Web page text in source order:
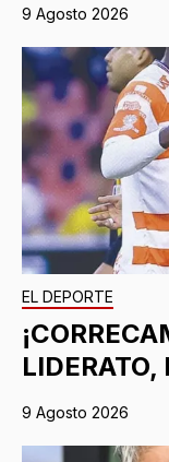
9 Agosto 2026
EL DEPORTE
LIDERATO,
9 Agosto 2026